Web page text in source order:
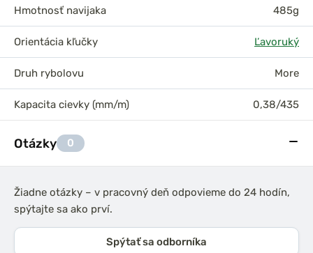
Hmotnosť navijaka 485g
Orientácia kľučky Ľavoruký
Druh rybolovu More
Kapacita cievky (mm/m) 0,38/435
Otázky 0
Žiadne otázky – v pracovný deň odpovieme do 24 hodín,
spýtajte sa ako prví.
Spýtať sa odborníka